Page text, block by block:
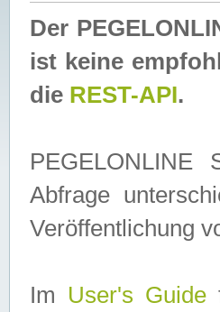
Der
ist keine
die REST-API.
PEGELONLINE
Abfrage
Veröffentlichung
Im User's Guide